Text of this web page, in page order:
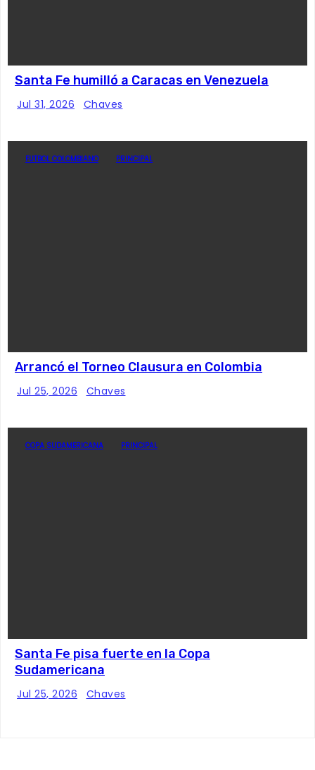
Santa Fe humilló a Caracas en Venezuela
Jul 31, 2026 Chaves
FUTBOL COLOMBIANO PRINCIPAL
Arrancó el Torneo Clausura en Colombia
Jul 25, 2026 Chaves
COPA SUDAMERICANA PRINCIPAL
Santa Fe pisa fuerte en la Copa
Sudamericana
Jul 25, 2026 Chaves